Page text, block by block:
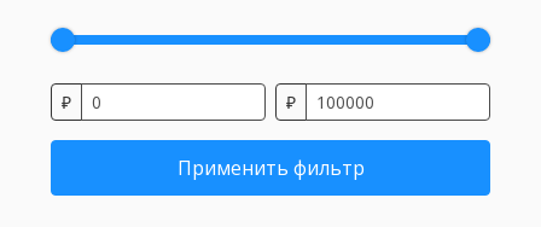
₽ ₽
Применить фильтр